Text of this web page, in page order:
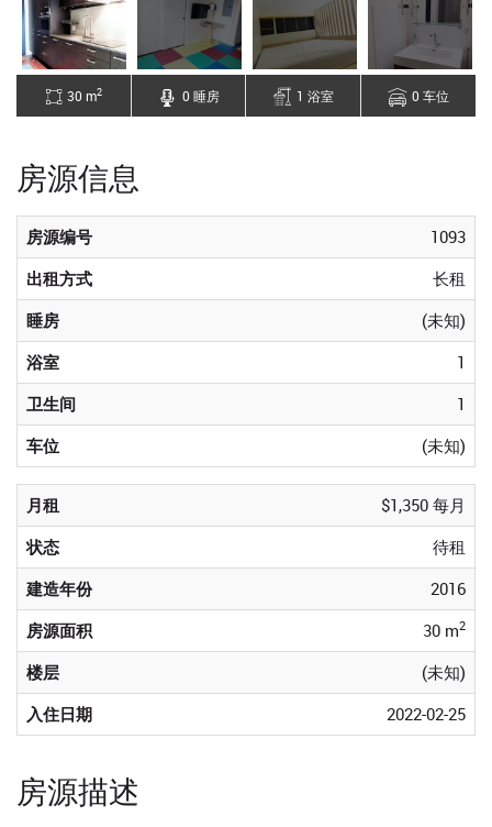
30 m2 0 睡房 1 浴室 0 车位
房源信息
房源编号
1093
出租方式
长租
睡房
(未知)
浴室
1
卫生间
1
车位
(未知)
月租
$1,350 每月
状态
待租
建造年份
2016
房源面积
30 m2
楼层
(未知)
入住日期
2022-02-25
房源描述